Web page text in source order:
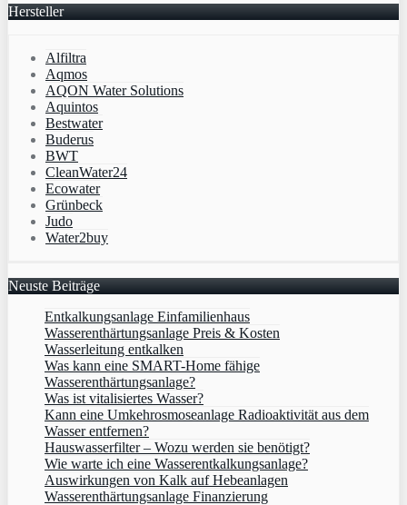
Hersteller
Alfiltra
Aqmos
AQON Water Solutions
Aquintos
Bestwater
Buderus
BWT
CleanWater24
Ecowater
Grünbeck
Judo
Water2buy
Neuste Beiträge
Entkalkungsanlage Einfamilienhaus
Wasserenthärtungsanlage Preis & Kosten
Wasserleitung entkalken
Was kann eine SMART-Home fähige
Wasserenthärtungsanlage?
Was ist vitalisiertes Wasser?
Kann eine Umkehrosmoseanlage Radioaktivität aus dem
Wasser entfernen?
Hauswasserfilter – Wozu werden sie benötigt?
Wie warte ich eine Wasserentkalkungsanlage?
Auswirkungen von Kalk auf Hebeanlagen
Wasserenthärtungsanlage Finanzierung